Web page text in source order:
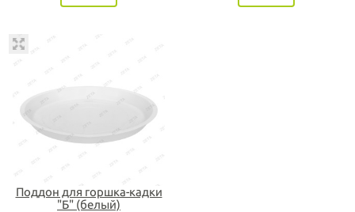
Поддон для горшка-кадки
"Б" (белый)